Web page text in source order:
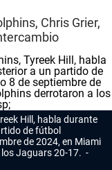
Chris Grier,
Hill, habla durante
de fútbol
de 2024, en Miami
Jaguars 20-17.